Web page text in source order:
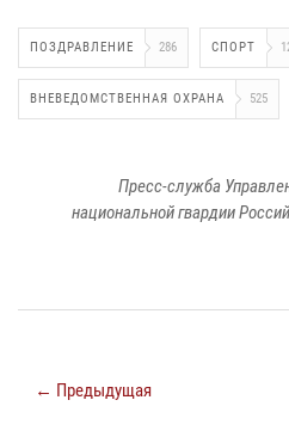
ПОЗДРАВЛЕНИЕ 286 СПОРТ
ВНЕВЕДОМСТВЕННАЯ ОХРАНА 525
Пресс-служба
национальной гвардии
← Предыдущая